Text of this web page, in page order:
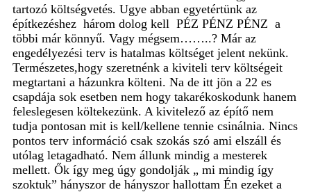
tartozó költségvetés. Ugye abban egyetértünk az
építkezéshez három dolog kell PÉZ PÉNZ PÉNZ a
többi már könnyű. Vagy mégsem……..? Már az
engedélyezési terv is hatalmas költséget jelent nekünk.
Természetes,hogy szeretnénk a kiviteli terv költségeit
megtartani a házunkra költeni. Na de itt jön a 22 es
csapdája sok esetben nem hogy takarékoskodunk hanem
feleslegesen költekezünk. A kivitelező az építő nem
tudja pontosan mit is kell/kellene tennie csinálnia. Nincs
pontos terv információ csak szokás szó ami elszáll és
utólag letagadható. Nem állunk mindig a mesterek
mellett. Ők így meg úgy gondolják „ mi mindig így
szoktuk” hányszor de hányszor hallottam Én ezeket a